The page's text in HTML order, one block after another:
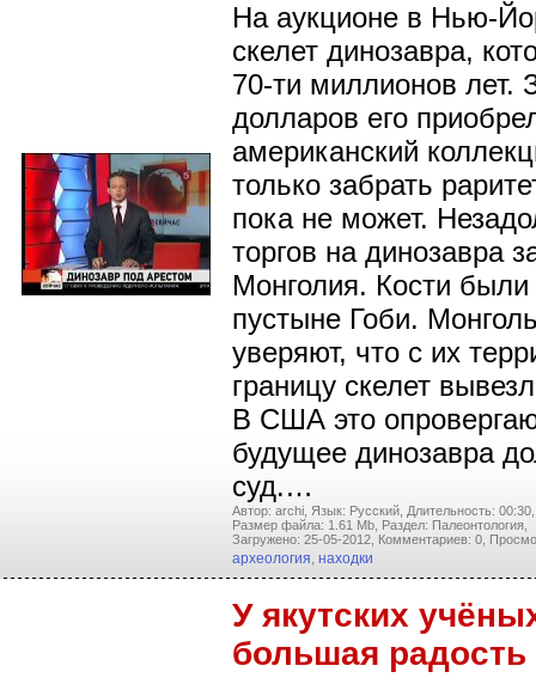
На аукционе в Нью-
скелет динозавра,
70-ти миллионов лет.
долларов его
американский
только забрать
пока не может.
торгов на динозавра
Монголия. Кости
пустыне Гоби.
уверяют, что с их
границу скелет
В США это
будущее динозавра
суд.…
Автор: archi, Язык: Русский, Длительность: 00:30,
Размер файла: 1.61 Mb, Раздел: Палеонтология,
Загружено: 25-05-2012, Комментариев: 0,
археология, находки
У якутских
большая радость